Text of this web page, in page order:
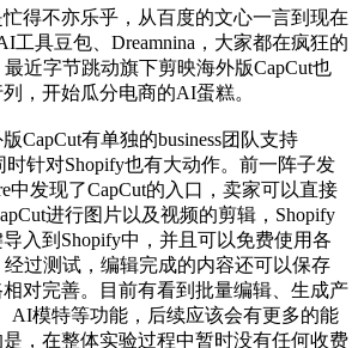
得不亦乐乎，从百度的文心一言到现在
工具豆包、Dreamnina，大家都在疯狂的
近字节跳动旗下剪映海外版CapCut也
，开始瓜分电商的AI蛋糕。
CapCut有单独的business团队支持
时针对Shopify也有大动作。前一阵子发
中发现了CapCut的入口，卖家可以直接
进行图片以及视频的剪辑，Shopify
入到Shopify中，并且可以免费使用各
过测试，编辑完成的内容还可以保存
对完善。目前有看到批量编辑、生成产
AI模特等功能，后续应该会有更多的能
，在整体实验过程中暂时没有任何收费